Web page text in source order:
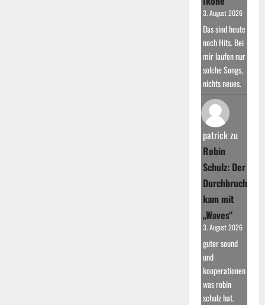
3. August 2026
Das sind heute
noch Hits. Bei
mir laufen nur
solche Songs,
nichts neues.
patrickzu
Robin
Schulz: Der
Durchbruch
kam mit
„Waves“
3. August 2026
guter sound
und
kooperationen
was robin
schulz hat.